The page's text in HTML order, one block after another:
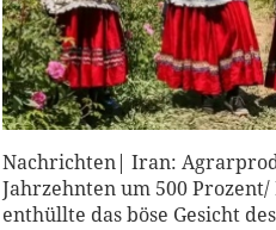
Nachrichten| Iran:
Jahrzehnten um 500
enthüllte das böse Gesicht